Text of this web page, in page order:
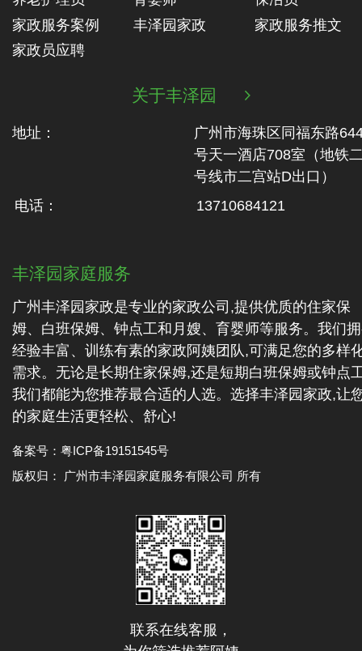
家政服务案例
丰泽园家政
家政服务推文
家政员应聘
关于丰泽园 
地址：
广州市海珠区同福东路
号天一酒店708室（地铁‬
号线市二‬宫站D出口）
电话：
13710684121
丰泽园家庭服务
广州丰泽园家政是专业的家政公司,提供优质的住家保
姆、白班保姆、钟点工和月嫂、育婴师等服务。我们
经验丰富、训练有素的家政阿姨团队,可满足您的多样
需求。无论是长期住家保姆,还是短期白班保姆或钟点
我们都能为您推荐最合适的人选。选择丰泽园家政,让
的家庭生活更轻松、舒心!
备案号： 粤ICP备19151545号
版权归： 广州市丰泽园家庭服务有限公司 所有
联系在线客服，